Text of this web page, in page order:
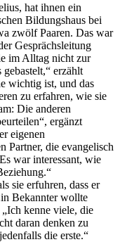
hat ihnen ein
Bildungshaus bei
zwölf Paaren. Das war
Gesprächsleitung
im Alltag nicht zur
erzählt
wichtig ist, und das
zu erfahren, wie sie
Die anderen
ergänzt
eigenen
Partner, die evangelisch
war interessant, wie
sie erfuhren, dass er
Bekannter wollte
kenne viele, die
daran denken zu
die erste.“